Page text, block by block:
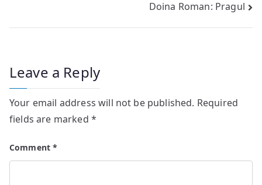
Doina Roman: Pragul
Leave a Reply
Your email address will not be published. Required
fields are marked *
Comment*